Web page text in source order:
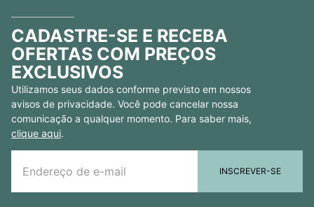
CADASTRE-SE E RECEBA
OFERTAS COM PREÇOS
EXCLUSIVOS
Utilizamos seus dados conforme previsto em nossos
avisos de privacidade. Você pode cancelar nossa
comunicação a qualquer momento. Para saber mais,
clique aqui.
INSCREVER-SE